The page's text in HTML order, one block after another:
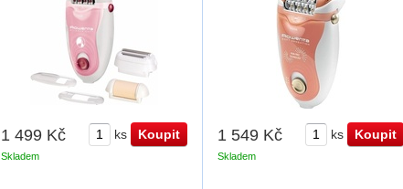
1 499 Kč ks
Skladem
1 549 Kč ks
Skladem